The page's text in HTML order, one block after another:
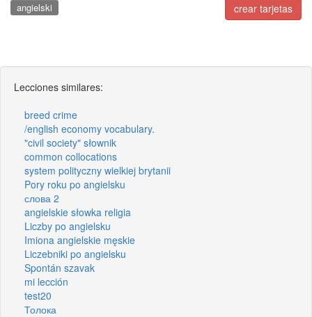
crear tarjetas
angielski
Lecciones similares:
breed crime
/english economy vocabulary.
"civil society" słownik
common collocations
system polityczny wielkiej brytanii
Pory roku po angielsku
слова 2
angielskie słowka religia
Liczby po angielsku
Imiona angielskie męskie
Liczebniki po angielsku
Spontán szavak
mi lección
test20
Толока